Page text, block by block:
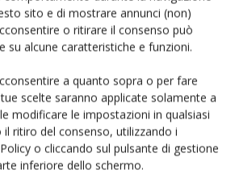
sito e di mostrare annunci (non)
o ritirare il consenso può
su alcune caratteristiche e funzioni.
a quanto sopra o per fare
scelte saranno applicate solamente a
modificare le impostazioni in qualsiasi
ritiro del consenso, utilizzando i
o cliccando sul pulsante di gestione
inferiore dello schermo.
è avvenuto 36 ore dopo
varianza di 8 ore. Non si sono avuti
segnalati: tutti i dispositivi, fa
stati espulsi all'avvio della seconda
d'ora circa dopo l'allarme il 68,9%
la protrusione degli zoccoli anteriori
delle primipare sono durati in
deviazione standard di 21 minuti);